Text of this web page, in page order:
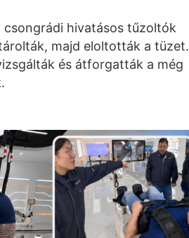
csongrádi hivatásos tűzoltók
majd eloltották a tüzet.
és átforgatták a még